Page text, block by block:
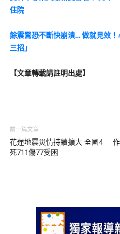
住院
餘震驚恐不斷快崩潰… 做就見效
三招」
【文章轉載請註明出處】
前一篇文章
花蓮地震災情持續擴大 全國4
死711傷77受困